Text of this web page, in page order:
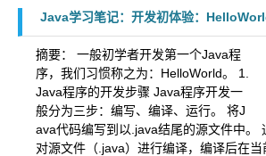
Java学习笔记：开发初体验：
摘要： 一般初学者开发第一个Java程
序，我们习惯称之为：HelloWorld。 1.
Java程序的开发步骤 Java程序开发一
般分为三步：编写、编译、运行。 将J
ava代码编写到以.java结尾的源文件中。
对源文件（.java）进行编译，编译后在